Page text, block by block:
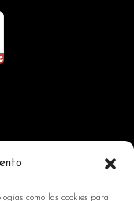
como las cookies para